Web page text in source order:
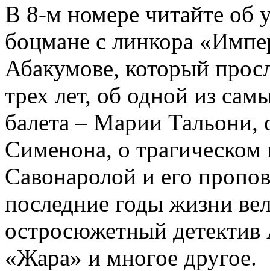
В 8-м номере читайте об
боцмане с линкора
Абакумове, который
трех лет, об одной из
балета – Марии
Сименона, о трагическом
Савонаролой и его
последние годы жизни
остросюжетный детектив
«Жара» и многое другое.